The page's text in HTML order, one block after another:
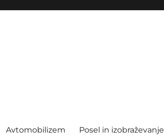
Avtomobilizem Posel in izobraževanje